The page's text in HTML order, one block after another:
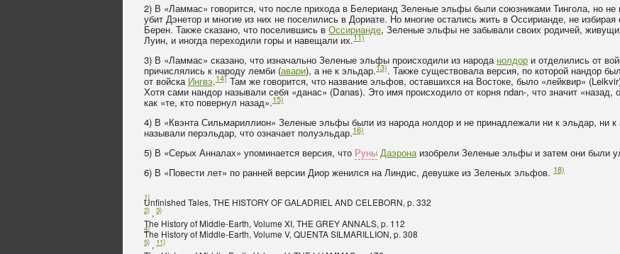
2) В «Ламмас» говорится, что после прихода в Белерианд Зеленые эльфы были союзниками Тингола, но
убит Дэнетор и многие из них не поселились в Дориате. Но многие остались жить в Оссирианде, не
Берен. Также сказано, что поселившись в Оссирианде, Зеленые эльфы не забывали своих родичей,
Луин, и иногда переходили горы и навещали их.11)
3) В «Ламмас» сказано, что изначально Зеленые эльфы происходили из народа нолдор и отделились от
причислялись к народу лемби (авари), а не к эльдар.13). Также существовала версия, по которой нандор
от войска Ингвэ.14) Там же говорится, что название эльфов, оставшихся на Востоке, было «лейквир»
Хотя сами нандор называли себя «данас» (Danas). Это имя происходило от корня ndan-, что значит «назад,
как «те, кто повернул назад».15)
4) В «Квэнта Сильмариллион» Зеленые эльфы были из народа нолдор и не принадлежали ни к эльдар, ни
называли перэльдар, что означает полуэльдар.16)
5) В «Серых Анналах» упоминается версия, что Руны Даэронаизобрели Зеленые эльфы и затем они были
6) В «Повести лет» по ранней версии Диор женился на Линдис, девушке из Зеленых эльфов. 18)
1)
Unfinished Tales, THE HISTORY OF GALADRIEL AND CELEBORN, p. 332
2) , 3)
The History of Middle-Earth, Volume XI, THE GREY ANNALS, p. 112
4)
The History of Middle-Earth, Volume V, QUENTA SILMARILLION, p. 308
5) , 11)